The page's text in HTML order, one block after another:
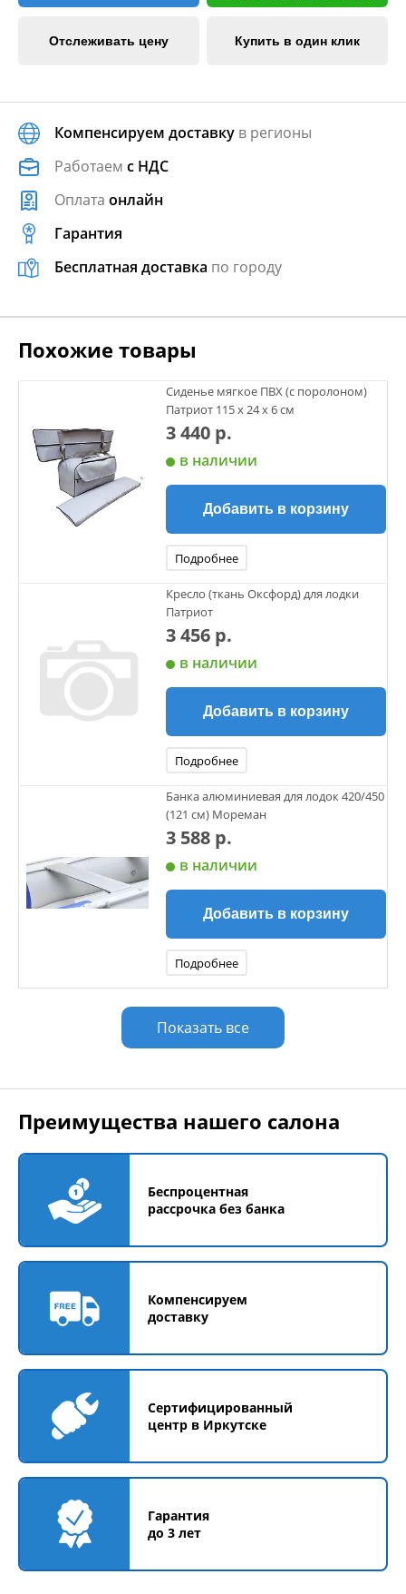
Отслеживать цену Купить в один клик
Компенсируем доставку в регионы
Работаем с НДС
Оплата онлайн
Гарантия
Бесплатная доставка по городу
Похожие товары
Сиденье мягкое ПВХ (с поролоном)
Патриот 115 x 24 x 6 см
3 440 р.
в наличии
Добавить в корзину
Подробнее
Кресло (ткань Оксфорд) для лодки
Патриот
3 456 р.
в наличии
Добавить в корзину
Подробнее
Банка алюминиевая для лодок 420/450
(121 см) Мореман
3 588 р.
в наличии
Добавить в корзину
Подробнее
Показать все
Преимущества нашего салона
Беспроцентная
рассрочка без банка
Компенсируем
доставку
Сертифицированный
центр в Иркутске
Гарантия
до 3 лет